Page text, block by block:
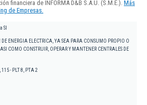
financiera de INFORMA D&B S.A.U. (S.M.E.). Más
de Empresas.
Sl
ENERGIA ELECTRICA, YA SEA PARA CONSUMO PROPIO O
ASI COMO CONSTRUIR, OPERAR Y MANTENER CENTRALES DE
- PLT 8, PTA 2